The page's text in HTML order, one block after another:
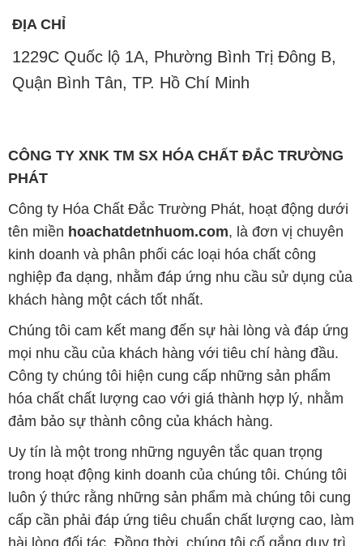
CÔNG TY XNK TM SX HÓA CHẤT ĐẮC TRƯỜNG
PHÁT
kinh doanh và phân phối các loại hóa chất công
nghiệp đa dạng, nhằm đáp ứng nhu cầu sử dụng của
khách hàng một cách tốt nhất.
Chúng tôi cam kết mang đến sự hài lòng và đáp ứng
mọi nhu cầu của khách hàng với tiêu chí hàng đầu.
Công ty chúng tôi hiện cung cấp những sản phẩm
hóa chất chất lượng cao với giá thành hợp lý, nhằm
đảm bảo sự thành công của khách hàng.
Uy tín là một trong những nguyên tắc quan trọng
trong hoạt động kinh doanh của chúng tôi. Chúng tôi
luôn ý thức rằng những sản phẩm mà chúng tôi cung
cấp cần phải đáp ứng tiêu chuẩn chất lượng cao, làm
hài lòng đối tác. Đồng thời, chúng tôi cố gắng duy trì
mức giá hợp lý, tạo điều kiện phát triển và sự tồn tại
lâu dài cho cả hai bên.
Công ty Hóa Chất Đắc Trường Phát đáp ứng đa
dạng các nhu cầu về hóa chất, phục vụ cho tất cả